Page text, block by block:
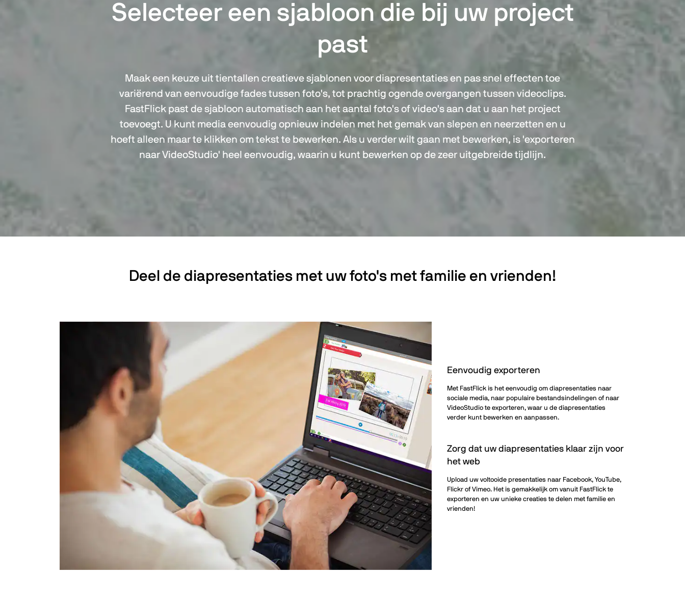
Selecteer een sjabloon die bij uw project
past
Maak een keuze uit tientallen creatieve sjablonen voor diapresentaties en pas snel effecten toe
variërend van eenvoudige fades tussen foto's, tot prachtig ogende overgangen tussen videoclips.
FastFlick past de sjabloon automatisch aan het aantal foto's of video's aan dat u aan het project
toevoegt. U kunt media eenvoudig opnieuw indelen met het gemak van slepen en neerzetten en u
hoeft alleen maar te klikken om tekst te bewerken. Als u verder wilt gaan met bewerken, is 'exporteren
naar VideoStudio' heel eenvoudig, waarin u kunt bewerken op de zeer uitgebreide tijdlijn.
Deel de diapresentaties met uw foto's met familie en vrienden!
Eenvoudig exporteren
Met FastFlick is het eenvoudig om diapresentaties naar
sociale media, naar populaire bestandsindelingen of naar
VideoStudio te exporteren, waar u de diapresentaties
verder kunt bewerken en aanpassen.
Zorg dat uw diapresentaties klaar zijn voor
het web
Upload uw voltooide presentaties naar Facebook, YouTube,
Flickr of Vimeo. Het is gemakkelijk om vanuit FastFlick te
exporteren en uw unieke creaties te delen met familie en
vrienden!